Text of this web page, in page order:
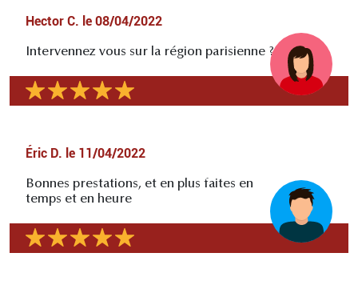
Hector C. le 08/04/2022
Intervennez vous sur la région parisienne ?
Éric D. le 11/04/2022
Bonnes prestations, et en plus faites en
temps et en heure